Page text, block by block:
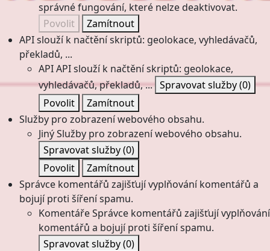
správné fungování, které nelze deaktivovat.
Povolit
Zamítnout
API slouží k načtění skriptů: geolokace, vyhledávačů,
překladů, ...
APIAPI slouží k načtění skriptů: geolokace,
vyhledávačů, překladů, ... Spravovat služby(0)
Povolit
Zamítnout
Služby pro zobrazení webového obsahu.
JinýSlužby pro zobrazení webového obsahu.
Spravovat služby(0)
Povolit
Zamítnout
Správce komentářů zajišťují vyplňování komentářů a
bojují proti šíření spamu.
KomentářeSprávce komentářů zajišťují vyplňování
komentářů a bojují proti šíření spamu.
Spravovat služby(0)